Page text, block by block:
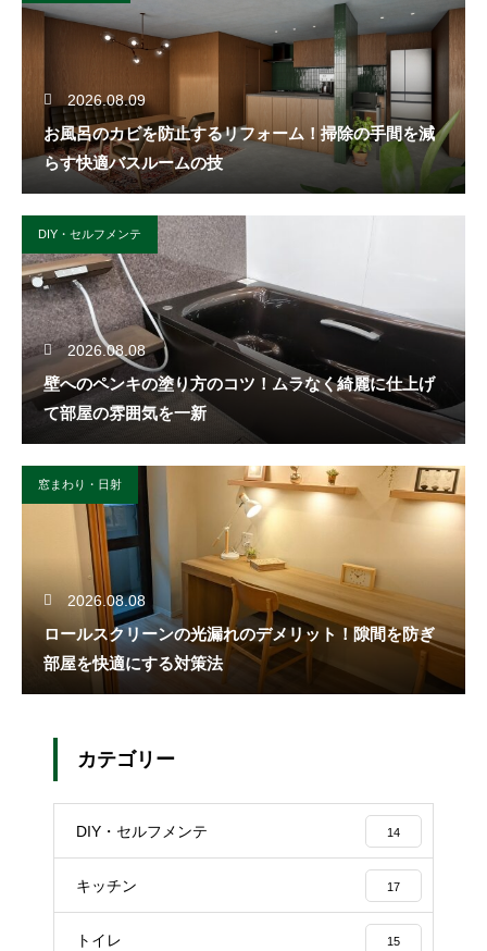
2026.08.09
お風呂のカビを防止するリフォーム！掃除の手間を減
らす快適バスルームの技
DIY・セルフメンテ
2026.08.08
壁へのペンキの塗り方のコツ！ムラなく綺麗に仕上げ
て部屋の雰囲気を一新
窓まわり・日射
2026.08.08
ロールスクリーンの光漏れのデメリット！隙間を防ぎ
部屋を快適にする対策法
カテゴリー
DIY・セルフメンテ 14
キッチン 17
トイレ 15